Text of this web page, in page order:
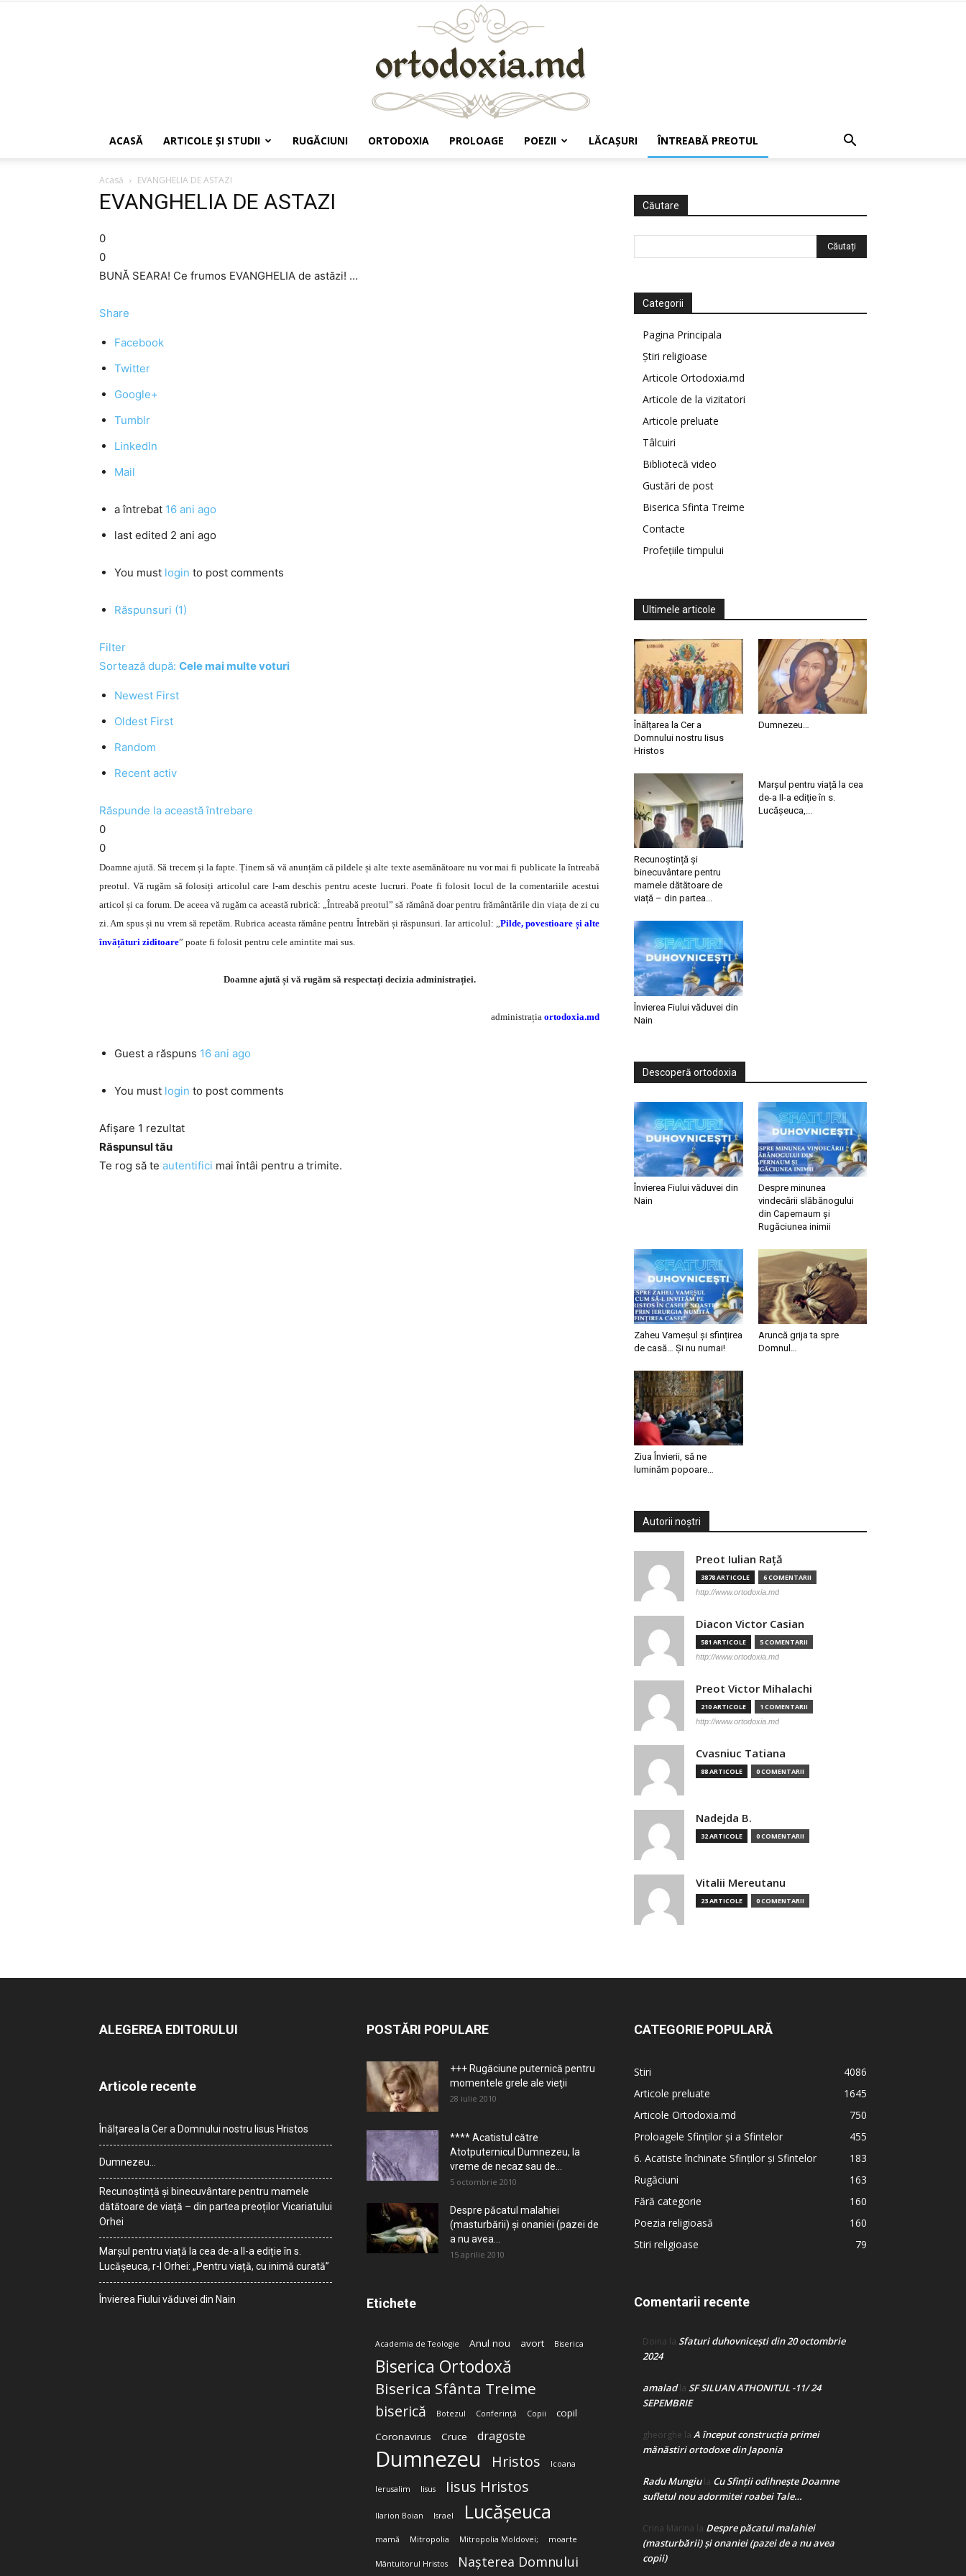
ACASĂ ARTICOLE ŞI STUDII RUGĂCIUNI ORTODOXIA PROLOAGE POEZII LĂCAŞURI ÎNTREABĂ PREOTUL
Acasă EVANGHELIA DE ASTAZI
EVANGHELIA DE ASTAZI
0
0
BUNĂ SEARA! Ce frumos EVANGHELIA de astăzi! …
Share
Facebook
Twitter
Google+
Tumblr
LinkedIn
Mail
a întrebat 16 ani ago
last edited 2 ani ago
You must login to post comments
Răspunsuri (1)
Filter
Sortează după: Cele mai multe voturi
Newest First
Oldest First
Random
Recent activ
Răspunde la această întrebare
0
0
Doamne ajută. Să trecem și la fapte. Ținem să vă anunțăm că pildele și alte texte asemănătoare nu vor mai fi publicate la întreabă
preotul. Vă rugăm să folosiți articolul care l-am deschis pentru aceste lucruri. Poate fi folosit locul de la comentariile acestui
articol și ca forum. De aceea vă rugăm ca această rubrică: „Întreabă preotul” să rămână doar pentru frământările din viața de zi cu
zi. Am spus și nu vrem să repetăm. Rubrica aceasta rămâne pentru Întrebări și răspunsuri. Iar articolul: „Pilde, povestioare și alte
învățături ziditoare” poate fi folosit pentru cele amintite mai sus.
Doamne ajută și vă rugăm să respectați decizia administrației.
administrația ortodoxia.md
Guest a răspuns 16 ani ago
You must login to post comments
Afișare 1 rezultat
Răspunsul tău
Te rog să te autentifici mai întâi pentru a trimite.
Căutare
Categorii
Pagina Principala
Știri religioase
Articole Ortodoxia.md
Articole de la vizitatori
Articole preluate
Tâlcuiri
Bibliotecă video
Gustări de post
Biserica Sfinta Treime
Contacte
Profețiile timpului
Ultimele articole
Înălțarea la Cer a
Domnului nostru Iisus
Hristos
Dumnezeu…
Recunoștință și
binecuvântare pentru
mamele dătătoare de
viață – din partea...
Marșul pentru viață la cea
de-a II-a ediție în s.
Lucășeuca,...
Învierea Fiului văduvei din
Nain
Descoperă ortodoxia
Învierea Fiului văduvei din
Nain
Despre minunea
vindecării slăbănogului
din Capernaum și
Rugăciunea inimii
Zaheu Vameșul și sfințirea
de casă… Și nu numai!
Aruncă grija ta spre
Domnul…
Ziua Învierii, să ne
luminăm popoare…
Autorii noștri
Preot Iulian Raţă
3878 ARTICOLE 6 COMENTARII
http://www.ortodoxia.md
Diacon Victor Casian
581 ARTICOLE 5 COMENTARII
http://www.ortodoxia.md
Preot Victor Mihalachi
210 ARTICOLE 1 COMENTARII
http://www.ortodoxia.md
Cvasniuc Tatiana
88 ARTICOLE 0 COMENTARII
Nadejda B.
32 ARTICOLE 0 COMENTARII
Vitalii Mereutanu
23 ARTICOLE 0 COMENTARII
ALEGEREA EDITORULUI
Articole recente
Înălțarea la Cer a Domnului nostru Iisus Hristos
Dumnezeu…
Recunoștință și binecuvântare pentru mamele
dătătoare de viață – din partea preoților Vicariatului
Orhei
Marșul pentru viață la cea de-a II-a ediție în s.
Lucășeuca, r-l Orhei: „Pentru viață, cu inimă curată”
Învierea Fiului văduvei din Nain
POSTĂRI POPULARE
+++ Rugăciune puternică pentru
momentele grele ale vieţii
28 iulie 2010
**** Acatistul către
Atotputernicul Dumnezeu, la
vreme de necaz sau de...
5 octombrie 2010
Despre păcatul malahiei
(masturbării) şi onaniei (pazei de
a nu avea...
15 aprilie 2010
Etichete
Academia de Teologie Anul nou avort Biserica
Biserica Ortodoxă
Biserica Sfânta Treime
biserică Botezul Conferință Copii
copil
Coronavirus
Cruce dragoste
Dumnezeu Hristos Icoana
Ierusalim Iisus Iisus Hristos
Ilarion Boian Israel Lucășeuca
mamă Mitropolia Mitropolia Moldovei; moarte
Mântuitorul Hristos Nașterea Domnului
CATEGORIE POPULARĂ
Stiri
4086
Articole preluate
1645
Articole Ortodoxia.md
750
Proloagele Sfinților și a Sfintelor
455
6. Acatiste închinate Sfinților și Sfintelor
183
Rugăciuni
163
Fără categorie
160
Poezia religioasă
160
Stiri religioase
79
Comentarii recente
Doina la Sfaturi duhovnicești din 20 octombrie
2024
amaladla SF SILUAN ATHONITUL -11/ 24
SEPEMBRIE
gheorghe la A început construcţia primei
mănăstiri ortodoxe din Japonia
Radu Mungiula Cu Sfinții odihnește Doamne
sufletul nou adormitei roabei Tale…
Crina Marina la Despre păcatul malahiei
(masturbării) şi onaniei (pazei de a nu avea
copii)